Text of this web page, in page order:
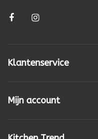
Klantenservice
Mijn account